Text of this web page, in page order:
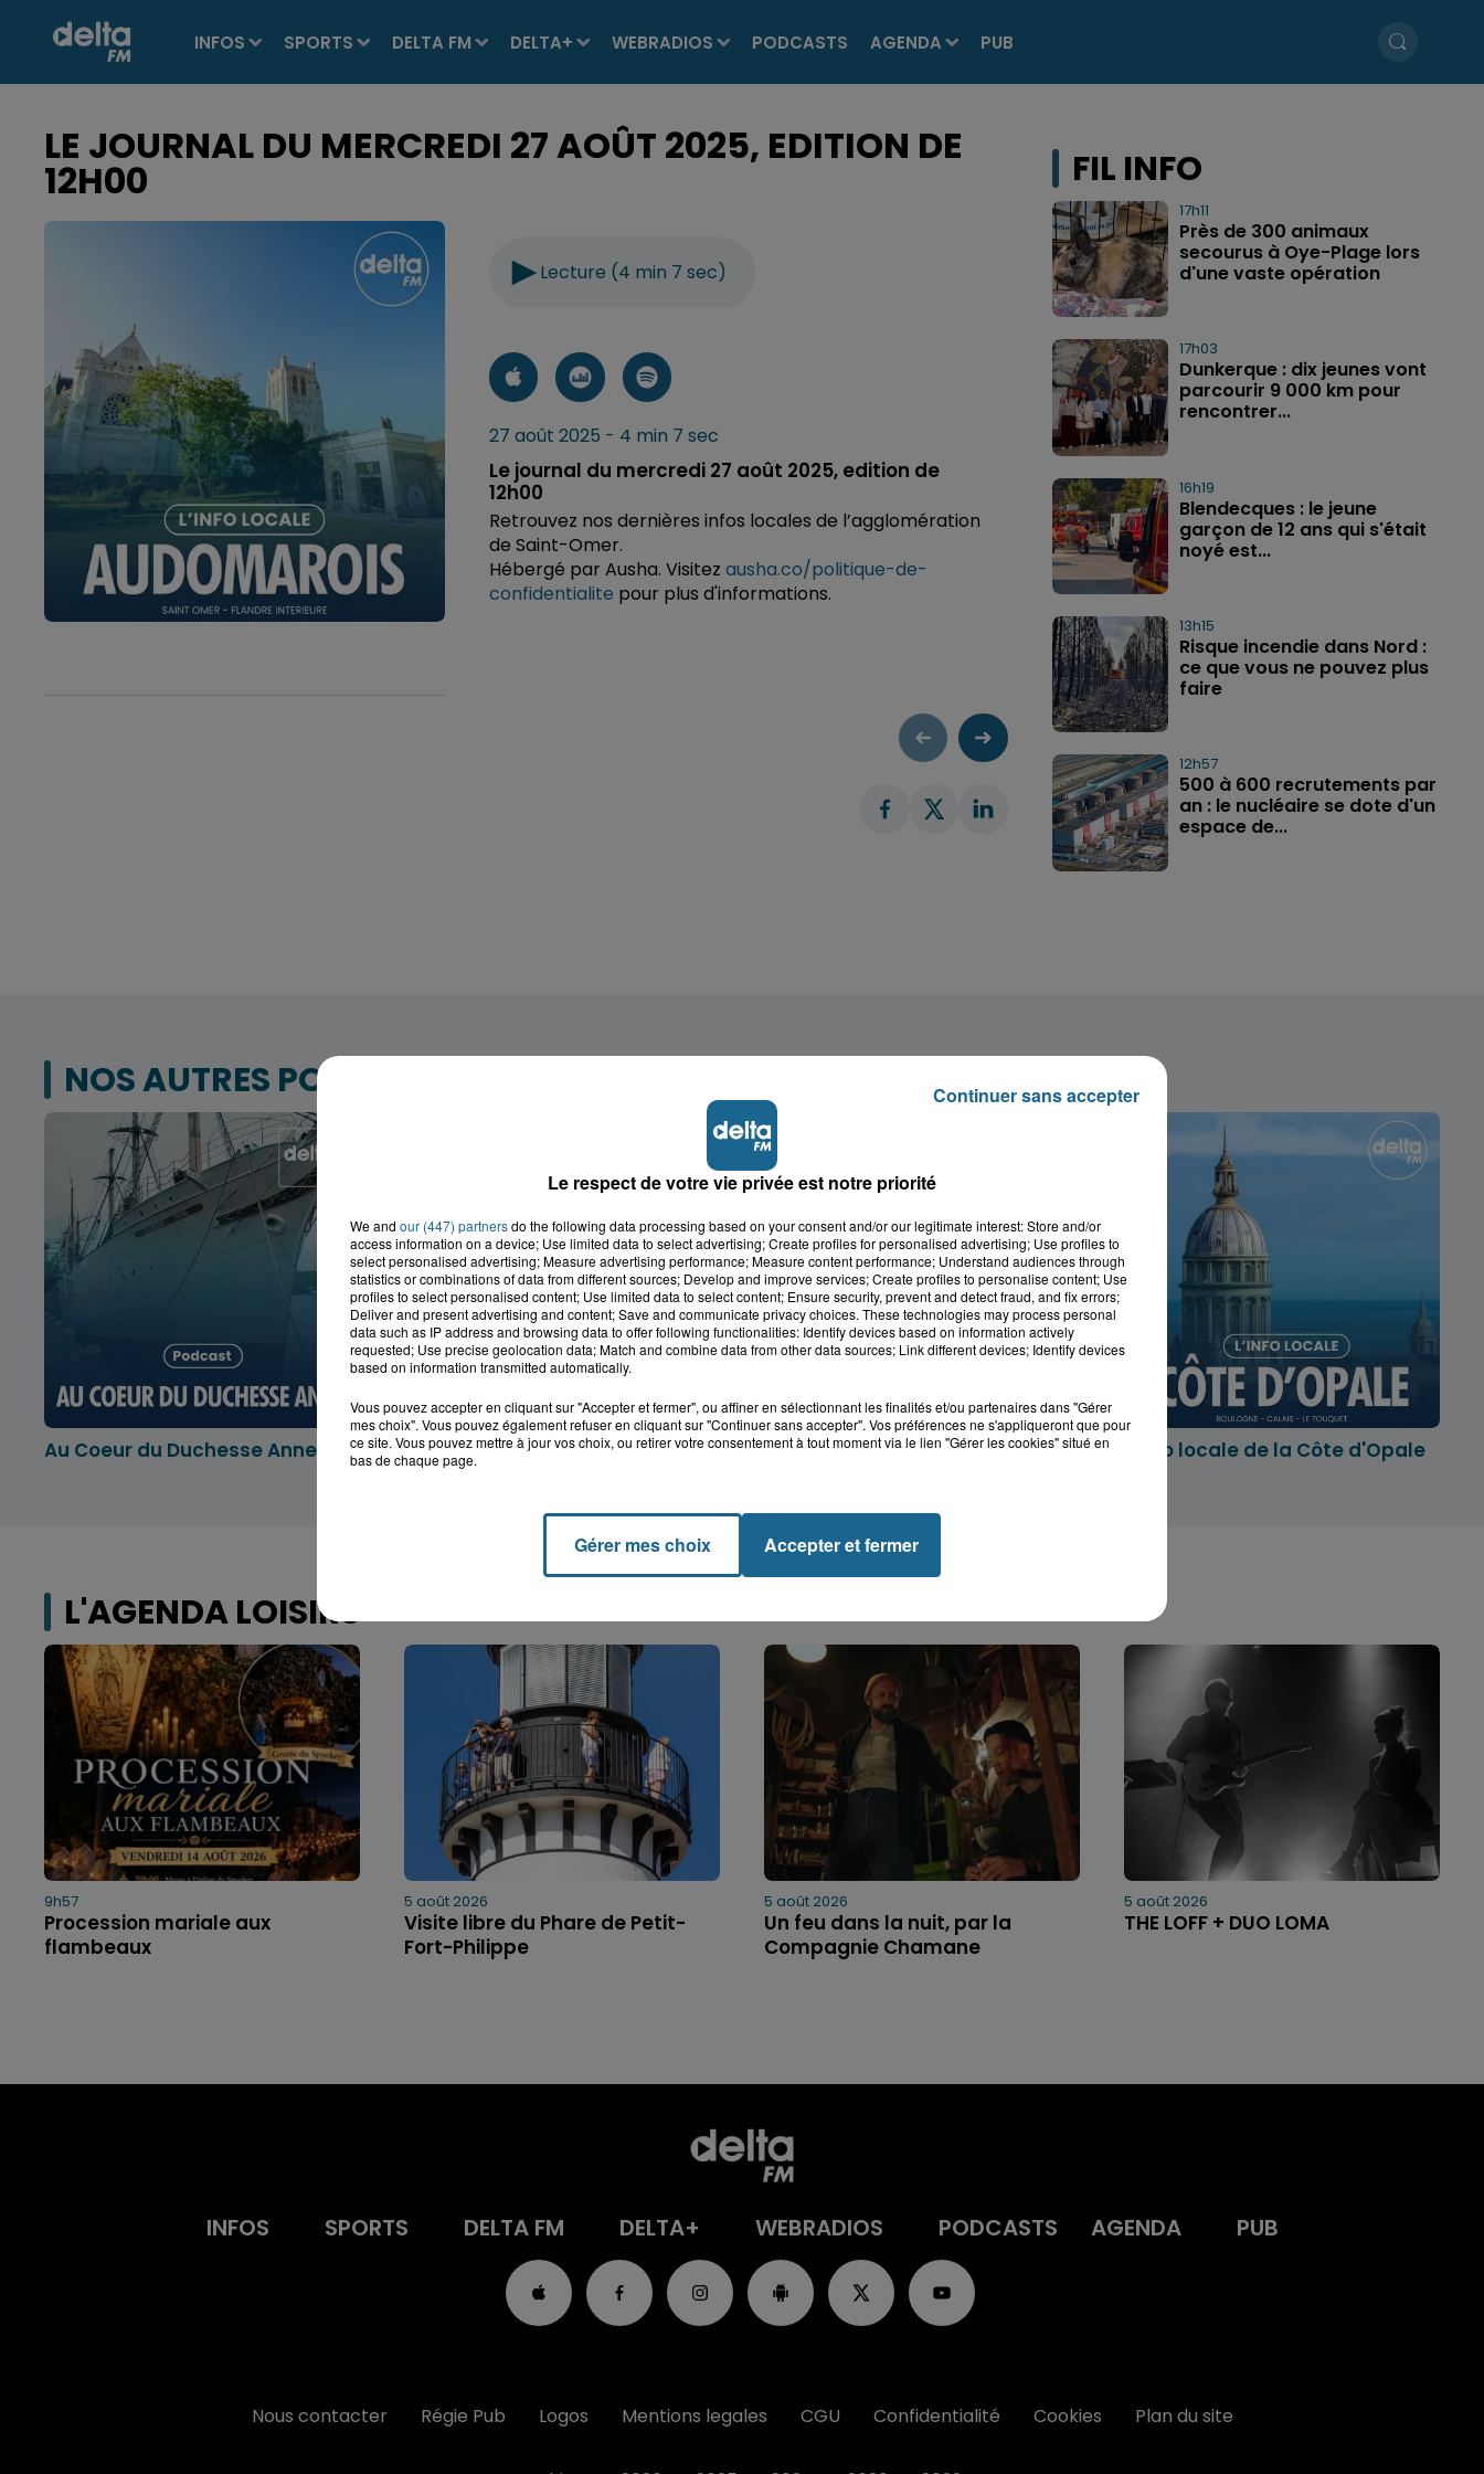
INFOS SPORTS DELTA FM DELTA+ WEBRADIOS PODCASTS AGENDA PUB
LE JOURNAL DU MERCREDI 27 AOÛT 2025, EDITION DE
12H00
Lecture (4 min 7 sec)
27 août 2025 - 4 min 7 sec
Le journal du mercredi 27 août 2025, edition de
12h00
Retrouvez nos dernières infos locales de l’agglomération
de Saint-Omer.
Hébergé par Ausha. Visitez ausha.co/politique-de-
confidentialite pour plus d'informations.
FIL INFO
17h11
Près de 300 animaux
secourus à Oye-Plage lors
d'une vaste opération
17h03
Dunkerque : dix jeunes vont
parcourir 9 000 km pour
rencontrer...
16h19
Blendecques : le jeune
garçon de 12 ans qui s'était
noyé est...
13h15
Risque incendie dans Nord :
ce que vous ne pouvez plus
faire
12h57
500 à 600 recrutements par
an : le nucléaire se dote d'un
espace de...
NOS AUTRES PODCASTS
Au Coeur du Duchesse Anne
L'info locale dans le
Dunkerquois
L'info locale de l'Audomarois L'info locale de la Côte d'Opale
L'AGENDA LOISIRS
9h57
Procession mariale aux
flambeaux
5 août 2026
Visite libre du Phare de Petit-
Fort-Philippe
5 août 2026
Un feu dans la nuit, par la
Compagnie Chamane
5 août 2026
THE LOFF + DUO LOMA
INFOS SPORTS DELTA FM DELTA+ WEBRADIOS PODCASTS AGENDA PUB
Nous contacter Régie Pub Logos Mentions legales CGU Confidentialité Cookies Plan du site
Le respect de votre vie privée est notre priorité
We and our (447) partnersdo the following data processing based on your consent and/or our legitimate interest: Store and/or
access information on a device; Use limited data to select advertising; Create profiles for personalised advertising; Use profiles to
select personalised advertising; Measure advertising performance; Measure content performance; Understand audiences through
statistics or combinations of data from different sources; Develop and improve services; Create profiles to personalise content; Use
profiles to select personalised content; Use limited data to select content; Ensure security, prevent and detect fraud, and fix errors;
Deliver and present advertising and content; Save and communicate privacy choices. These technologies may process personal
data such as IP address and browsing data to offer following functionalities: Identify devices based on information actively
requested; Use precise geolocation data; Match and combine data from other data sources; Link different devices; Identify devices
based on information transmitted automatically.
Vous pouvez accepter en cliquant sur "Accepter et fermer", ou affiner en sélectionnant les finalités et/ou partenaires dans "Gérer
mes choix". Vous pouvez également refuser en cliquant sur "Continuer sans accepter". Vos préférences ne s'appliqueront que pour
ce site. Vous pouvez mettre à jour vos choix, ou retirer votre consentement à tout moment via le lien "Gérer les cookies" situé en
bas de chaque page.
Gérer mes choix Accepter et fermer
Continuer sans accepter